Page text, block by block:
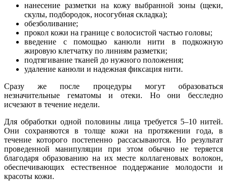
нанесение разметки на кожу выбранной зоны (щеки,
скулы, подбородок, носогубная складка);
обезболивание;
прокол кожи на границе с волосистой частью головы;
введение с помощью канюли нити в подкожную
жировую клетчатку по линиям разметки;
подтягивание тканей до нужного положения;
удаление канюли и надежная фиксация нити.
Сразу же после процедуры могут образоваться
незначительные гематомы и отеки. Но они бесследно
исчезают в течение недели.
Для обработки одной половины лица требуется 5–10 нитей.
Они сохраняются в толще кожи на протяжении года, в
течение которого постепенно рассасываются. Но результат
проведенной манипуляции при этом обычно не теряется
благодаря образованию на их месте коллагеновых волокон,
обеспечивающих естественное поддержание молодости и
красоты кожи.